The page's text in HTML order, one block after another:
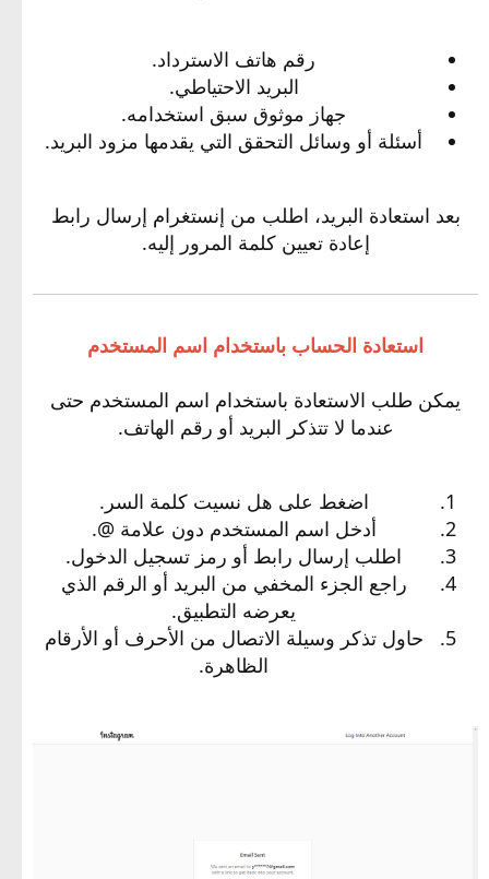
رقم هاتف الاسترداد.
البريد الاحتياطي.
جهاز موثوق سبق استخدامه.
أسئلة أو وسائل التحقق التي يقدمها مزود البريد.
بعد استعادة البريد، اطلب من إنستغرام إرسال رابط
إعادة تعيين كلمة المرور إليه.
استعادة الحساب باستخدام اسم المستخدم
يمكن طلب الاستعادة باستخدام اسم المستخدم حتى
عندما لا تتذكر البريد أو رقم الهاتف.
اضغط على هل نسيت كلمة السر.
أدخل اسم المستخدم دون علامة @.
اطلب إرسال رابط أو رمز تسجيل الدخول.
راجع الجزء المخفي من البريد أو الرقم الذي
يعرضه التطبيق.
حاول تذكر وسيلة الاتصال من الأحرف أو الأرقام
الظاهرة.